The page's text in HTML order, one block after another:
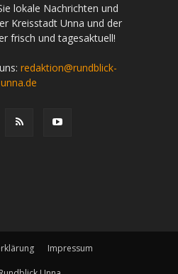
lokale Nachrichten und
Kreisstadt Unna und der
frisch und tagesaktuell!
redaktion@rundblick-
unna.de
Impressum